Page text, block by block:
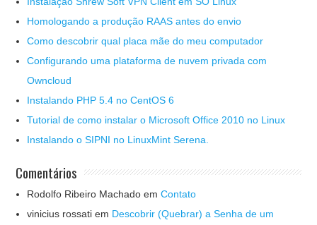
Homologando a produção RAAS antes do envio
Como descobrir qual placa mãe do meu computador
Configurando uma plataforma de nuvem privada com
Owncloud
Instalando PHP 5.4 no CentOS 6
Tutorial de como instalar o Microsoft Office 2010 no Linux
Instalando o SIPNI no LinuxMint Serena.
Comentários
Rodolfo Ribeiro Machado emContato
vinicius rossati em Descobrir (Quebrar) a Senha de um